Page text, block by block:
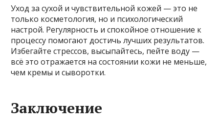
Уход за сухой и чувствительной кожей — это не
только косметология, но и психологический
настрой. Регулярность и спокойное отношение к
процессу помогают достичь лучших результатов.
Избегайте стрессов, высыпайтесь, пейте воду —
всё это отражается на состоянии кожи не меньше,
чем кремы и сыворотки.
Заключение